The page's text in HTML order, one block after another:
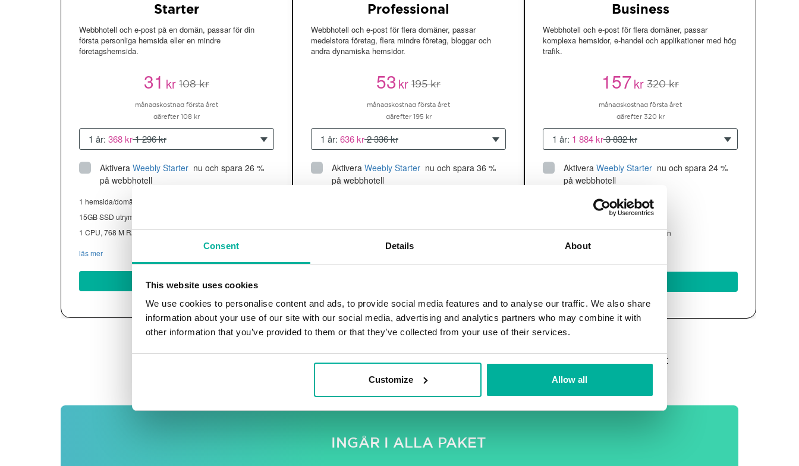
Consent Details About
This website uses cookies
We use cookies to personalise content and ads, to provide social media features and to analyse our traffic. We also share
information about your use of our site with our social media, advertising and analytics partners who may combine it with
other information that you’ve provided to them or that they’ve collected from your use of their services.
Customize Allow all
Starter
Webbhotell och e-post på en domän, passar för din
första personliga hemsida eller en mindre
företagshemsida.
31kr 108 kr
månadskostnad första året
därefter 108 kr
1 år: 368 kr1 296 kr
Aktivera Weebly Starter nu och spara 26 %
på webbhotell
1 hemsida/domän
15GB SSD utrymme
1 CPU, 768 M RAM ~13K besökare/mån
läs mer
Köp nu
Professional
Webbhotell och e-post för flera domäner, passar
medelstora företag, flera mindre företag, bloggar och
andra dynamiska hemsidor.
53kr 195 kr
månadskostnad första året
därefter 195 kr
1 år: 636 kr2 336 kr
Aktivera Weebly Starter nu och spara 36 %
på webbhotell
2 CPU, 2GB RAM ~60K besökare/mån
Business
Webbhotell och e-post för flera domäner, passar
komplexa hemsidor, e-handel och applikationer med hög
trafik.
157kr 320 kr
månadskostnad första året
därefter 320 kr
1 år: 1 884 kr3 832 kr
Aktivera Weebly Starter nu och spara 24 %
på webbhotell
Upp till 10 hemsidor/domäner
utrymme
4 CPU, 4GB RAM ~200K besökare/mån
Alla priser visas exklusive moms. Våra kampanjpriser (i rosa) gäller för det första året, därefter ersätts de av vårt
standardpris (visas med genomstruken text).
INGÅR I ALLA PAKET